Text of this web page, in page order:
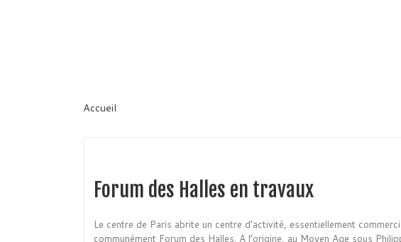
Accueil
Forum des Halles en travaux
Le centre de Paris abrite un centre d’activité, essentiellement
communément Forum des Halles. A l’origine, au Moyen Age sous